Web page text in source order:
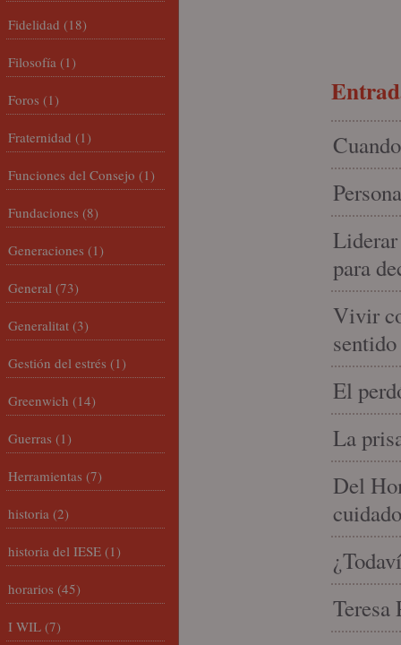
para
Vivir
El
La
Del
cuidado
Teresa
Fidelidad (18)
Filosofía (1)
Foros (1)
Fraternidad (1)
Funciones del Consejo (1)
Fundaciones (8)
Generaciones (1)
General (73)
Generalitat (3)
Gestión del estrés (1)
Greenwich (14)
Guerras (1)
Herramientas (7)
historia (2)
historia del IESE (1)
horarios (45)
I WIL (7)